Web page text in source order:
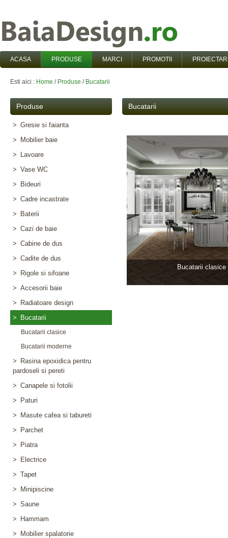
ACASA PRODUSE MARCI PROMOTII
Esti aici : Home / Produse / Bucatarii
Produse
> Gresie si faianta
>
Mobilier baie
>
Lavoare
> Vase WC
>
Bideuri
> Cadre incastrate
>
Baterii
> Cazi de baie
> Cabine de dus
> Cadite de dus
>
Rigole si sifoane
> Accesorii baie
>
Radiatoare design
>
Bucatarii
Bucatarii clasice
Bucatarii moderne
>
Rasina epoxidica pentru
pardoseli si pereti
> Canapele si fotolii
>
Paturi
>
Masute cafea si tabureti
>
Parchet
>
Piatra
>
Electrice
> Tapet
>
Minipiscine
> Saune
>
Hammam
>
Mobilier spalatorie
Bucatarii
Bucatarii clasice